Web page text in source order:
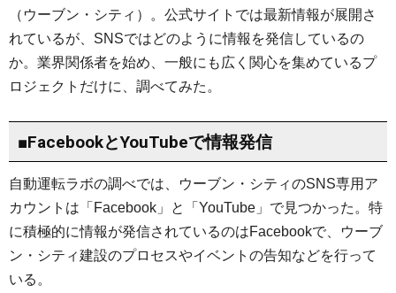
（ウーブン・シティ）。公式サイトでは最新情報が展開さ
れているが、SNSではどのように情報を発信しているの
か。業界関係者を始め、一般にも広く関心を集めているプ
ロジェクトだけに、調べてみた。
■FacebookとYouTubeで情報発信
自動運転ラボの調べでは、ウーブン・シティのSNS専用ア
カウントは「Facebook」と「YouTube」で見つかった。特
に積極的に情報が発信されているのはFacebookで、ウーブ
ン・シティ建設のプロセスやイベントの告知などを行って
いる。